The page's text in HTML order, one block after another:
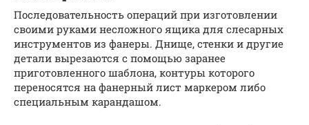
Последовательность операций при изготовлении
своими руками несложного ящика для слесарных
инструментов из фанеры. Днище, стенки и другие
детали вырезаются с помощью заранее
приготовленного шаблона, контуры которого
переносятся на фанерный лист маркером либо
специальным карандашом.